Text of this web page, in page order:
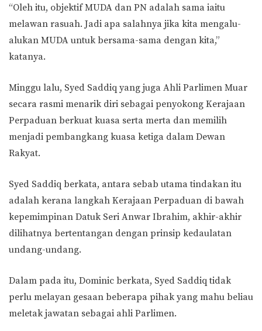
“Oleh itu, objektif MUDA dan PN adalah sama iaitu
melawan rasuah. Jadi apa salahnya jika kita mengalu-
alukan MUDA untuk bersama-sama dengan kita,”
katanya.
Minggu lalu, Syed Saddiq yang juga Ahli Parlimen Muar
secara rasmi menarik diri sebagai penyokong Kerajaan
Perpaduan berkuat kuasa serta merta dan memilih
menjadi pembangkang kuasa ketiga dalam Dewan
Rakyat.
Syed Saddiq berkata, antara sebab utama tindakan itu
adalah kerana langkah Kerajaan Perpaduan di bawah
kepemimpinan Datuk Seri Anwar Ibrahim, akhir-akhir
dilihatnya bertentangan dengan prinsip kedaulatan
undang-undang.
Dalam pada itu, Dominic berkata, Syed Saddiq tidak
perlu melayan gesaan beberapa pihak yang mahu beliau
meletak jawatan sebagai ahli Parlimen.